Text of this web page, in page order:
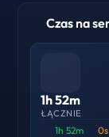
Czas na
1h 52m
ŁĄCZNIE
1h 52m 0s